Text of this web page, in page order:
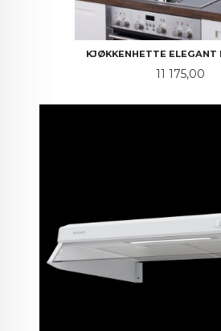
KJØKKENHETTE ELEGANT
Pris
11 175,00